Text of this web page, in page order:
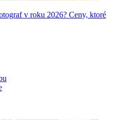
v roku 2026? Ceny, ktoré